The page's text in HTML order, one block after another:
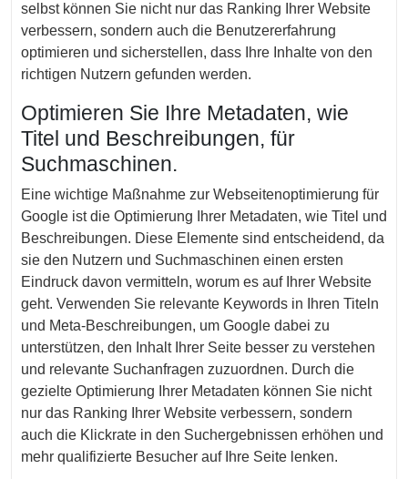
selbst können Sie nicht nur das Ranking Ihrer Website
verbessern, sondern auch die Benutzererfahrung
optimieren und sicherstellen, dass Ihre Inhalte von den
richtigen Nutzern gefunden werden.
Optimieren Sie Ihre Metadaten, wie
Titel und Beschreibungen, für
Suchmaschinen.
Eine wichtige Maßnahme zur Webseitenoptimierung für
Google ist die Optimierung Ihrer Metadaten, wie Titel und
Beschreibungen. Diese Elemente sind entscheidend, da
sie den Nutzern und Suchmaschinen einen ersten
Eindruck davon vermitteln, worum es auf Ihrer Website
geht. Verwenden Sie relevante Keywords in Ihren Titeln
und Meta-Beschreibungen, um Google dabei zu
unterstützen, den Inhalt Ihrer Seite besser zu verstehen
und relevante Suchanfragen zuzuordnen. Durch die
gezielte Optimierung Ihrer Metadaten können Sie nicht
nur das Ranking Ihrer Website verbessern, sondern
auch die Klickrate in den Suchergebnissen erhöhen und
mehr qualifizierte Besucher auf Ihre Seite lenken.